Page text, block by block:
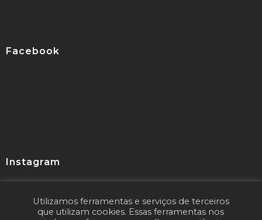
Facebook
Instagram
Seguir
Utilizamos ferramentas e serviços de terceiros
que utilizam cookies. Essas ferramentas nos